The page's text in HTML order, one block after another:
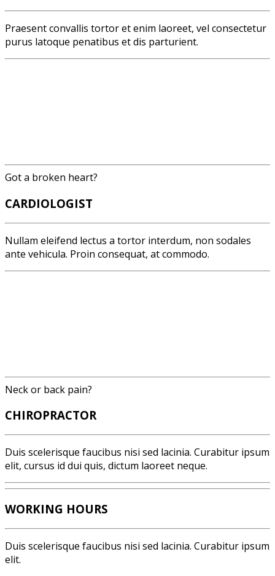
Praesent convallis tortor et enim laoreet, vel consectetur
purus latoque penatibus et dis parturient.
Got a broken heart?
CARDIOLOGIST
Nullam eleifend lectus a tortor interdum, non sodales
ante vehicula. Proin consequat, at commodo.
Neck or back pain?
CHIROPRACTOR
Duis scelerisque faucibus nisi sed lacinia. Curabitur ipsum
elit, cursus id dui quis, dictum laoreet neque.
WORKING HOURS
Duis scelerisque faucibus nisi sed lacinia. Curabitur ipsum
elit.